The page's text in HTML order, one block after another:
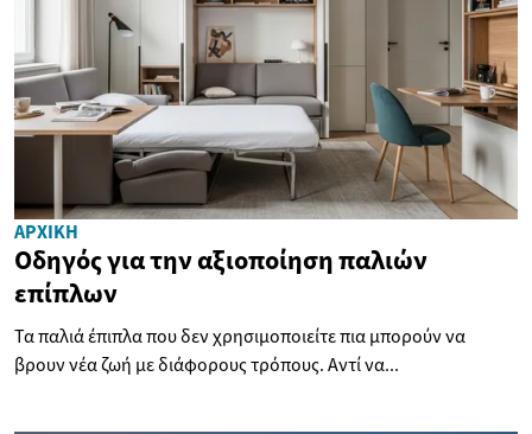
ΑΡΧΙΚΉ
Οδηγός για την αξιοποίηση παλιών
επίπλων
Τα παλιά έπιπλα που δεν χρησιμοποιείτε πια μπορούν να
βρουν νέα ζωή με διάφορους τρόπους. Αντί να...